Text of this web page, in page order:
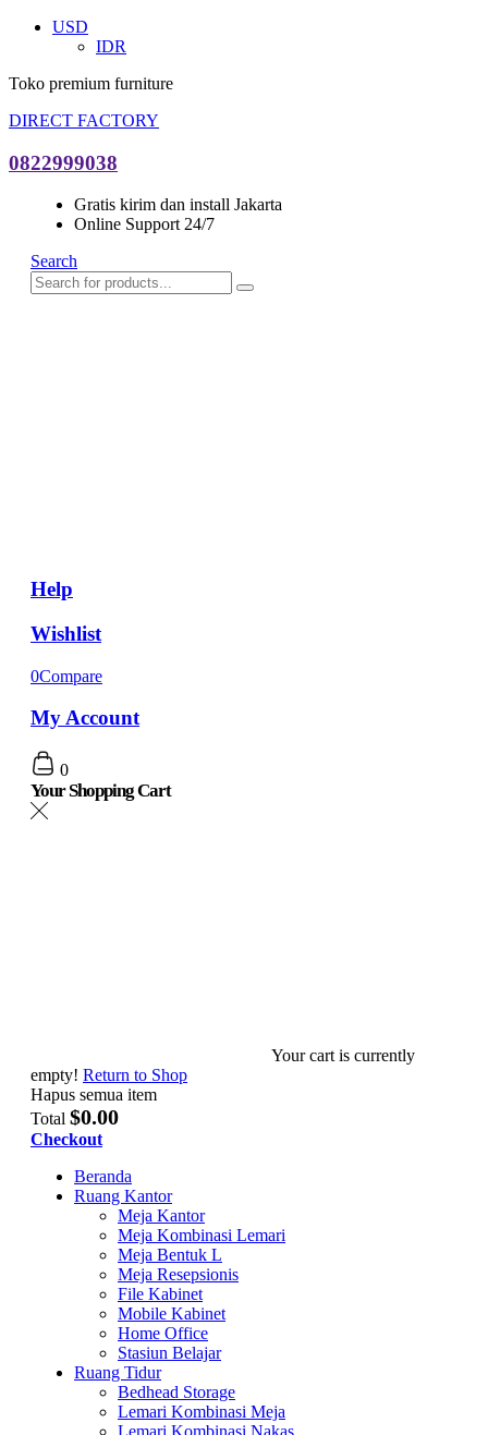
USD
IDR
Toko premium furniture
DIRECT FACTORY
0822999038
Gratis kirim dan install Jakarta
Online Support 24/7
Search
Help
Wishlist
0Compare
My Account
0
Your Shopping Cart
Your cart is currently
empty! Return to Shop
Hapus semua item
Total $0.00
Checkout
Beranda
Ruang Kantor
Meja Kantor
Meja Kombinasi Lemari
Meja Bentuk L
Meja Resepsionis
File Kabinet
Mobile Kabinet
Home Office
Stasiun Belajar
Ruang Tidur
Bedhead Storage
Lemari Kombinasi Meja
Lemari Kombinasi Nakas